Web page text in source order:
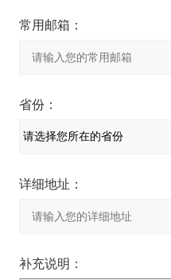
常用邮箱：
省份：
详细地址：
补充说明：